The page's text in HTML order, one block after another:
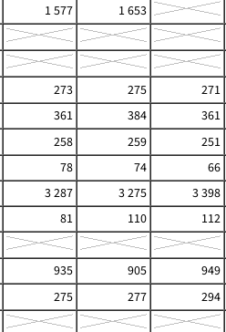
1 577
1 653
273 275
271
361 384
361
258 259
251
78 74
66
3 287 3 275
3 398
81 110
112
935 905
949
275 277
294